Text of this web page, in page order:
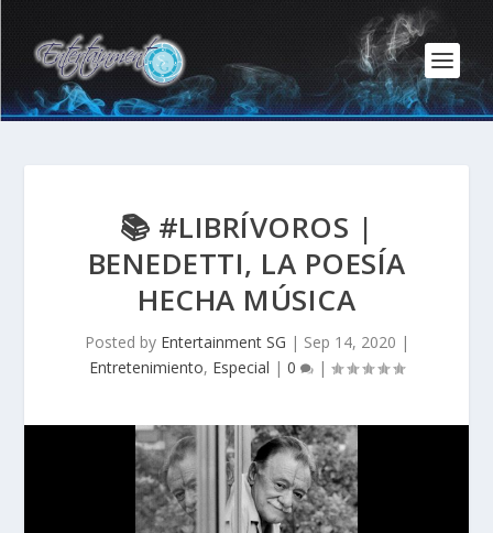
📚 #LIBRÍVOROS |
BENEDETTI, LA POESÍA
HECHA MÚSICA
Posted by Entertainment SG | Sep 14, 2020 |
Entretenimiento, Especial | 0 |